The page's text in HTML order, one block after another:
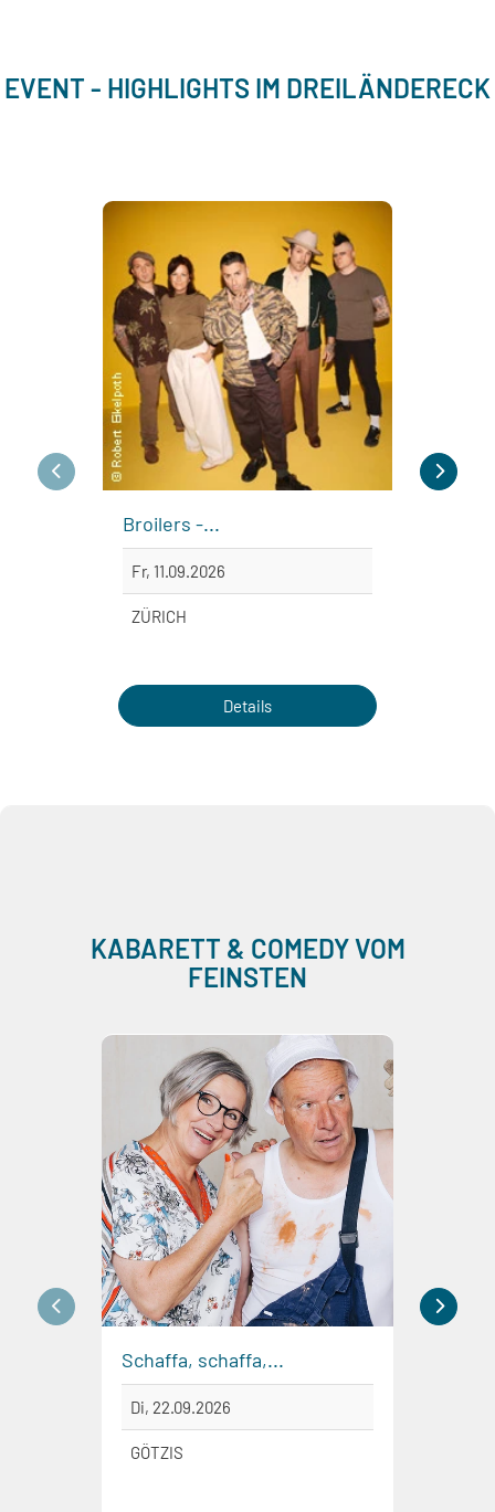
EVENT - HIGHLIGHTS IM DREILÄNDERECK
Broilers -...
Fr, 11.09.2026
ZÜRICH
Details
KABARETT & COMEDY VOM
FEINSTEN
Schaffa, schaffa,...
Di, 22.09.2026
GÖTZIS